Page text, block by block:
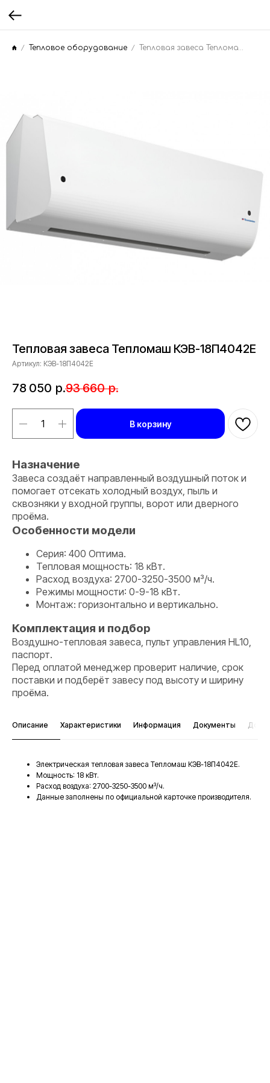
Тепловое оборудование
Тепловая завеса Тепломаш КЭВ-18П4042Е
Артикул: КЭВ-18П4042Е
78 050 р.93 660 р.
В корзину
Назначение
Завеса создаёт направленный воздушный поток и
помогает отсекать холодный воздух, пыль и
сквозняки у входной группы, ворот или дверного
проёма.
Особенности модели
Серия: 400 Оптима.
Тепловая мощность: 18 кВт.
Расход воздуха: 2700-3250-3500 м³/ч.
Режимы мощности: 0-9-18 кВт.
Монтаж: горизонтально и вертикально.
Комплектация и подбор
Воздушно-тепловая завеса, пульт управления HL10,
паспорт.
Перед оплатой менеджер проверит наличие, срок
поставки и подберёт завесу под высоту и ширину
проёма.
Описание Характеристики Информация Документы
Электрическая тепловая завеса Тепломаш КЭВ-18П4042Е.
Мощность: 18 кВт.
Расход воздуха: 2700-3250-3500 м³/ч.
Данные заполнены по официальной карточке производителя.